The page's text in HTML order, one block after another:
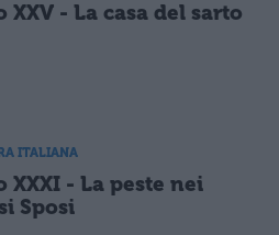
XXV - La casa del sarto
ITALIANA
XXXI - La peste nei
Sposi